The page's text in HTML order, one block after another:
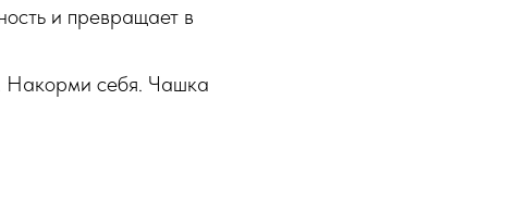
и превращает в
Накорми себя. Чашка